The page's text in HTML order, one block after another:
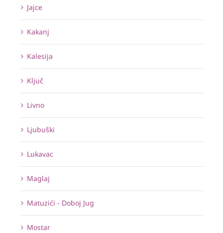
Jajce
Kakanj
Kalesija
Ključ
Livno
Ljubuški
Lukavac
Maglaj
Matuzići - Doboj Jug
Mostar